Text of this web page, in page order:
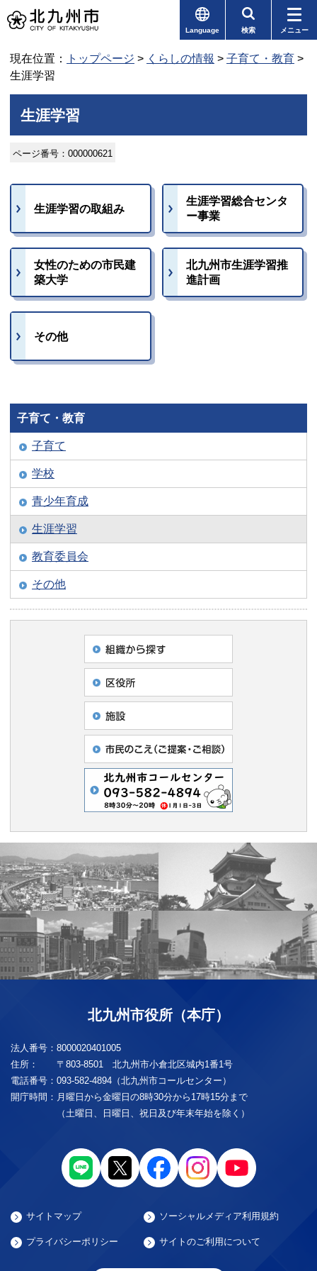
Language 検索 メニュー
現在位置： トップページ > くらしの情報 > 子育て・教育 >
生涯学習
生涯学習
ページ番号：000000621
生涯学習の取組み
生涯学習総合センタ
ー事業
女性のための市民建
築大学
北九州市生涯学習推
進計画
その他
子育て・教育
子育て
学校
青少年育成
生涯学習
教育委員会
その他
北九州市役所（本庁）
法人番号： 8000020401005
住所：
〒803-8501 北九州市小倉北区城内1番1号
電話番号： 093-582-4894（北九州市コールセンター）
開庁時間： 月曜日から金曜日の8時30分から17時15分まで
（土曜日、日曜日、祝日及び年末年始を除く）
サイトマップ ソーシャルメディア利用規約
プライバシーポリシー サイトのご利用について